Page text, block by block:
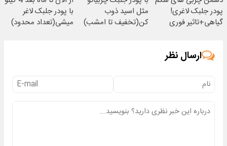
پودر جلبک لاغری!
گیاهی+تاثیر فوری
مثل اسید ذوب
کن(تخفیف تا امشب)
با پودر جلبک لاغر
میشی(تعداد محدود)
ارسال نظر